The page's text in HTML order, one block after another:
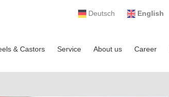
Deutsch English
& Castors Service About us Career